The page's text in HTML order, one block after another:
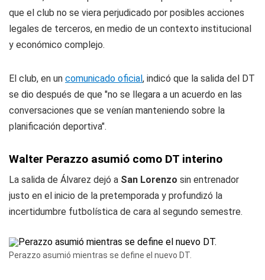
que el club no se viera perjudicado por posibles acciones
legales de terceros, en medio de un contexto institucional
y económico complejo.
El club, en un comunicado oficial, indicó que la salida del DT
se dio después de que "no se llegara a un acuerdo en las
conversaciones que se venían manteniendo sobre la
planificación deportiva".
Walter Perazzo asumió como DT interino
La salida de Álvarez dejó a San Lorenzo sin entrenador
justo en el inicio de la pretemporada y profundizó la
incertidumbre futbolística de cara al segundo semestre.
Perazzo asumió mientras se define el nuevo DT.